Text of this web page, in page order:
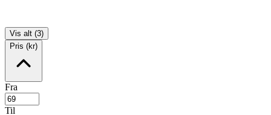
Vis alt (3)
Pris (kr)
Fra
Til